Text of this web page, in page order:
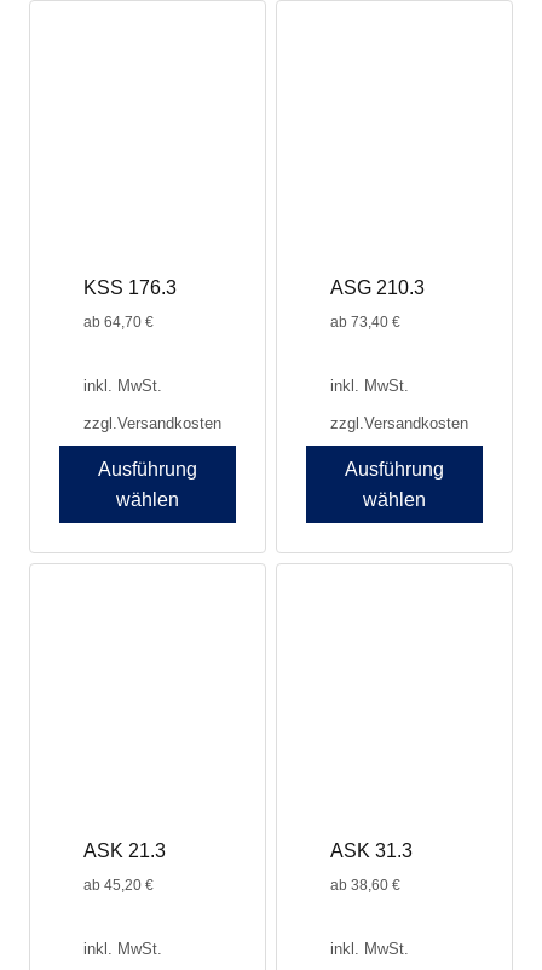
gewählt
werden
gewählt
werden
KSS 176.3
ab 64,70 €
inkl. MwSt.
zzgl.Versandkosten
Ausführung
wählen
Produkt
gewählt
werden
ASG 210.3
ab 73,40 €
inkl. MwSt.
zzgl.Versandkosten
Ausführung
wählen
ASK 21.3
ab 45,20 €
inkl. MwSt.
ASK 31.3
ab 38,60 €
inkl. MwSt.